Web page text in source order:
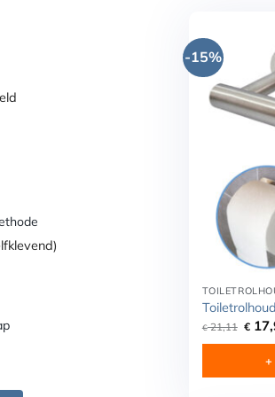
-15%
€21,11
was:
€
€
+